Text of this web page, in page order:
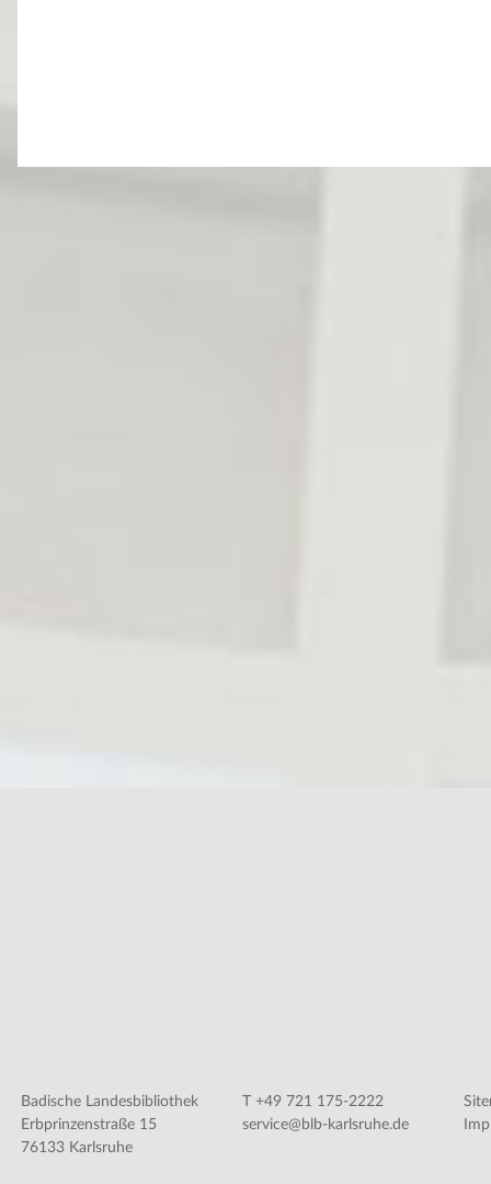
Badische Landesbibliothek
Erbprinzenstraße 15
76133 Karlsruhe
T +49 721 175-2222
service@blb-karlsruhe.de